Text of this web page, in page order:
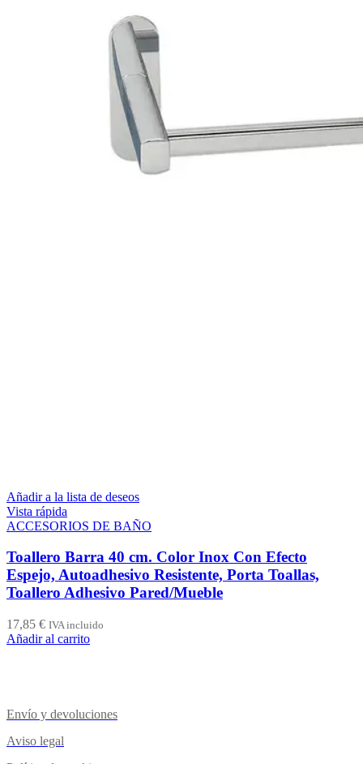
Añadir a la lista de deseos
Vista rápida
ACCESORIOS DE BAÑO
Toallero Barra 40 cm. Color Inox Con Efecto
Espejo, Autoadhesivo Resistente, Porta Toallas,
Toallero Adhesivo Pared/Mueble
17,85 € IVA incluido
Añadir al carrito
Envío y devoluciones
Aviso legal